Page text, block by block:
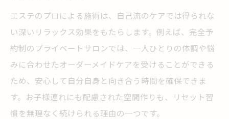
プロ意識を高めるためのエステの選び方
エステのリラクゼーション効果を体感
エステで得られる美と癒しの魅力
プロ意識が感じられる施術の特徴とは
エステが美しさと心の安定をサポート
エステのプロによる施術は、自己流のケアでは得られな
い深いリラックス効果をもたらします。例えば、完全予
約制のプライベートサロンでは、一人ひとりの体調や悩
みに合わせたオーダーメイドケアを受けることができる
ため、安心して自分自身と向き合う時間を確保できま
す。お子様連れにも配慮された空間作りも、リセット習
慣を無理なく続けられる理由の一つです。